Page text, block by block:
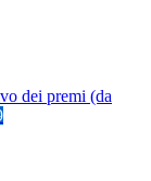
dei premi (da